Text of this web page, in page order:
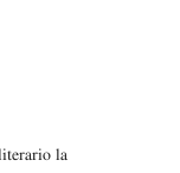
la